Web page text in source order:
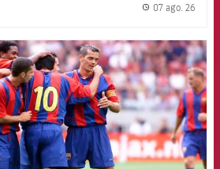
07 ago. 26
FCB Barcelona badge